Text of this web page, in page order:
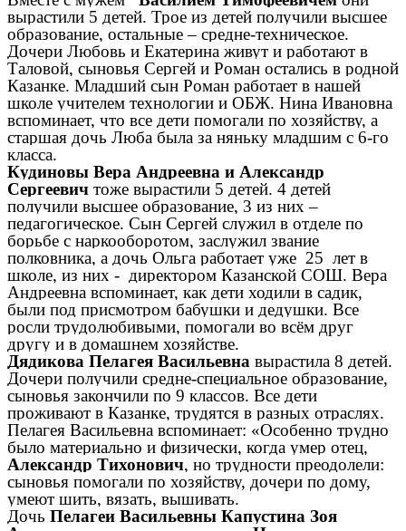
вырастили 5 детей. Трое из детей получили высшее
образование, остальные – средне-техническое.
Дочери Любовь и Екатерина живут и работают в
Таловой, сыновья Сергей и Роман остались в родной
Казанке. Младший сын Роман работает в нашей
школе учителем технологии и ОБЖ. Нина Ивановна
вспоминает, что все дети помогали по хозяйству, а
старшая дочь Люба была за няньку младшим с 6-го
класса.
Кудиновы Вера Андреевна и Александр
Сергеевич тоже вырастили 5 детей. 4 детей
получили высшее образование, 3 из них –
педагогическое. Сын Сергей служил в отделе по
борьбе с наркооборотом, заслужил звание
полковника, а дочь Ольга работает уже 25 лет в
школе, из них - директором Казанской СОШ. Вера
Андреевна вспоминает, как дети ходили в садик,
были под присмотром бабушки и дедушки. Все
росли трудолюбивыми, помогали во всём друг
другу и в домашнем хозяйстве.
Дядикова Пелагея Васильевна вырастила 8 детей.
Дочери получили средне-специальное образование,
сыновья закончили по 9 классов. Все дети
проживают в Казанке, трудятся в разных отраслях.
Пелагея Васильевна вспоминает: «Особенно трудно
было материально и физически, когда умер отец,
Александр Тихонович, но трудности преодолели:
сыновья помогали по хозяйству, дочери по дому,
умеют шить, вязать, вышивать.
Дочь Пелагеи Васильевны Капустина Зоя